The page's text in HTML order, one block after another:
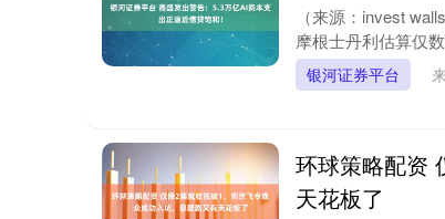
（来源：invest
摩根士丹利估算仅
银河证券平台
环球策略配资
天花板了